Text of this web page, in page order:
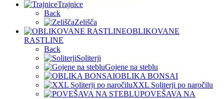
Trajnice
Back
Zelišča
OBLIKOVANE
RASTLINE
Back
Soliterji
Gojene na steblu
OBLIKA BONSAI
XXL Soliterji po naročilu
POVEŠAVA NA